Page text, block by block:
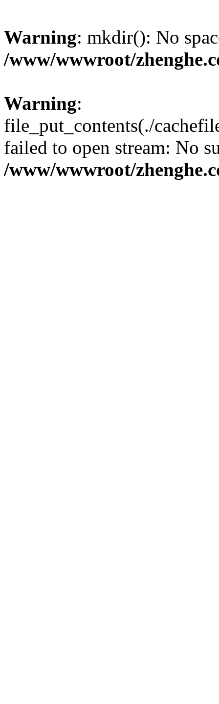
Warning: mkdir(): No
/www/wwwroot/
Warning:
file_put_contents(./
failed to open stream: No
/www/wwwroot/